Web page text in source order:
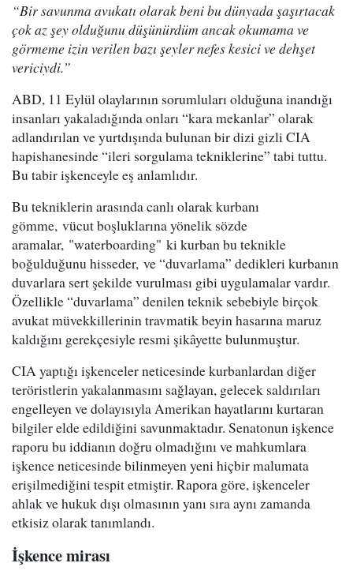
“Bir savunma avukatı olarak beni bu dünyada şaşırtacak
çok az şey olduğunu düşünürdüm ancak okumama ve
görmeme izin verilen bazı şeyler nefes kesici ve dehşet
vericiydi.”
ABD, 11 Eylül olaylarının sorumluları olduğuna inandığı
insanları yakaladığında onları “kara mekanlar” olarak
adlandırılan ve yurtdışında bulunan bir dizi gizli CIA
hapishanesinde “ileri sorgulama tekniklerine” tabi tuttu.
Bu tabir işkenceyle eş anlamlıdır.
Bu tekniklerin arasında canlı olarak kurbanı
gömme, vücut boşluklarına yönelik sözde
aramalar, "waterboarding" ki kurban bu teknikle
boğulduğunu hisseder, ve “duvarlama” dedikleri kurbanın
duvarlara sert şekilde vurulması gibi uygulamalar vardır.
Özellikle “duvarlama” denilen teknik sebebiyle birçok
avukat müvekkillerinin travmatik beyin hasarına maruz
kaldığını gerekçesiyle resmi şikâyette bulunmuştur.
CIA yaptığı işkenceler neticesinde kurbanlardan diğer
teröristlerin yakalanmasını sağlayan, gelecek saldırıları
engelleyen ve dolayısıyla Amerikan hayatlarını kurtaran
bilgiler elde edildiğini savunmaktadır. Senatonun işkence
raporu bu iddianın doğru olmadığını ve mahkumlara
işkence neticesinde bilinmeyen yeni hiçbir malumata
erişilmediğini tespit etmiştir. Rapora göre, işkenceler
ahlak ve hukuk dışı olmasının yanı sıra aynı zamanda
etkisiz olarak tanımlandı.
İşkence mirası